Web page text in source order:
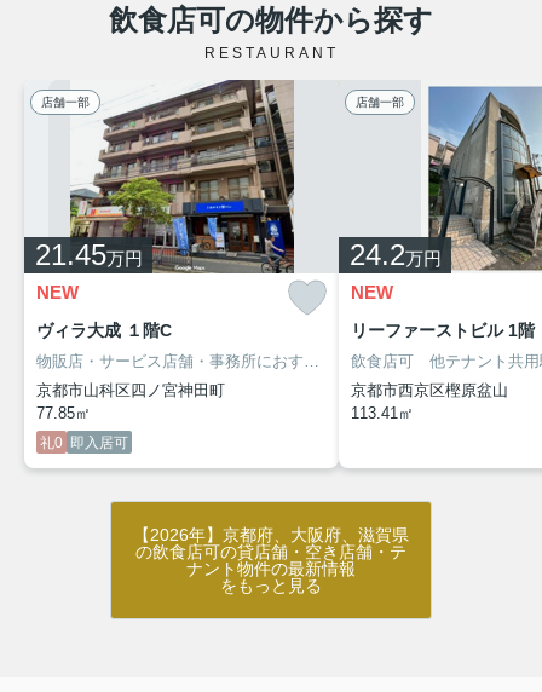
飲食店可の物件から探す
RESTAURANT
店舗一部
21.45万円
NEW
ヴィラ大成 １階C
物販店・サービス店舗・事務所におすすめ！
JR・地下鉄「山科」駅徒
京都市山科区四ノ宮神田町
77.85㎡
礼0 即入居可
店舗一部
24.2万円
NEW
リーファーストビル 1階
京都市西京区樫原盆山
113.41㎡
【2026年】京都府、大阪府、滋賀県
の飲食店可の貸店舗・空き店舗・テ
ナント物件の最新情報
をもっと見る